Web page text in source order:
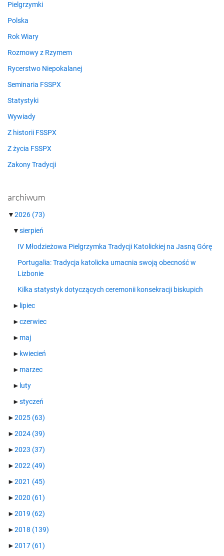
Pielgrzymki
Polska
Rok Wiary
Rozmowy z Rzymem
Rycerstwo Niepokalanej
Seminaria FSSPX
Statystyki
Wywiady
Z historii FSSPX
Z życia FSSPX
Zakony Tradycji
archiwum
▼2026 (73)
▼sierpień
IV Młodzieżowa Pielgrzymka Tradycji Katolickiej na Jasną Górę
Portugalia: Tradycja katolicka umacnia swoją obecność w
Lizbonie
Kilka statystyk dotyczących ceremonii konsekracji biskupich
► lipiec
►czerwiec
► maj
► kwiecień
► marzec
► luty
►styczeń
►2025 (63)
►2024 (39)
►2023 (37)
►2022 (49)
►2021 (45)
►2020 (61)
►2019 (62)
►2018 (139)
►2017 (61)